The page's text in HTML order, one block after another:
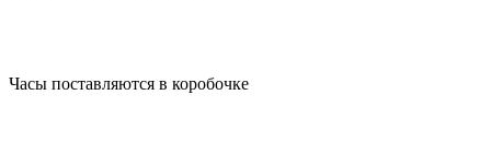
Часы поставляются в коробочке